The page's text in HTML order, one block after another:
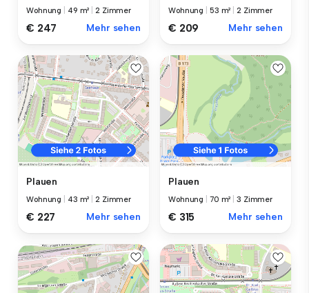
Wohnung 49 m² |2 Zimmer
€ 247 Mehr sehen
Wohnung 53 m² |2 Zimmer
€ 209 Mehr sehen
Plauen
Wohnung 43 m² |2 Zimmer
€ 227 Mehr sehen
Plauen
Wohnung 70 m² |3 Zimmer
€ 315 Mehr sehen